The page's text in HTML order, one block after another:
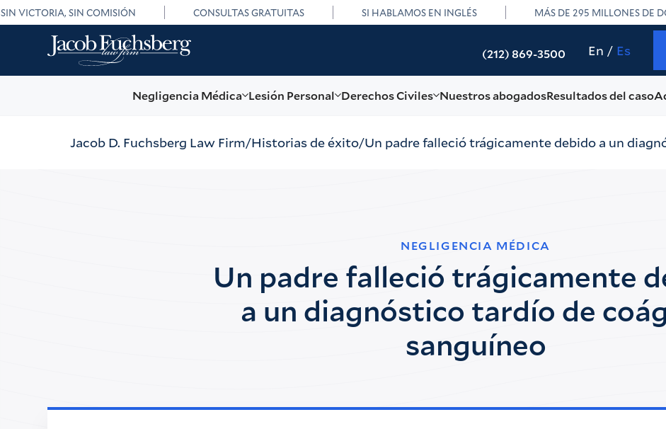
SIN VICTORIA, SIN COMISIÓN CONSULTAS GRATUITAS SI HABLAMOS EN INGLÉS MÁS DE 295 MILLONES DE
(212) 869-3500 En Es
Negligencia Médica Lesión Personal Derechos Civiles Nuestros abogadosResultados del caso
Jacob D. Fuchsberg Law Firm Historias de éxito Un padre falleció trágicamente debido a un
NEGLIGENCIA MÉDICA
Un padre falleció trágicamente
a un diagnóstico tardío de
sanguíneo